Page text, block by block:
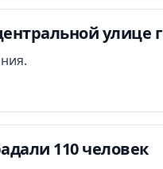
улице
110 человек